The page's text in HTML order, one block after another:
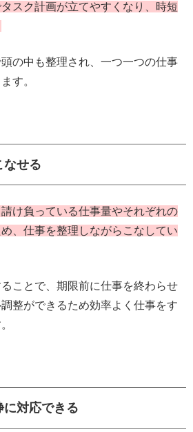
スク計画が立てやすくなり、時短
の中も整理され、一つ一つの仕事
す。
なせる
け負っている仕事量やそれぞれの
、仕事を整理しながらこなしてい
ことで、期限前に仕事を終わらせ
整ができるため効率よく仕事をす
に対応できる